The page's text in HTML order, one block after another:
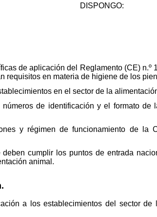
DISPONGO:
de aplicación del Reglamento (CE)
requisitos en materia de higiene de los
en el sector de la
de identificación y el formato
y régimen de funcionamiento de la
cumplir los puntos de entrada
animal.
a los establecimientos del sector